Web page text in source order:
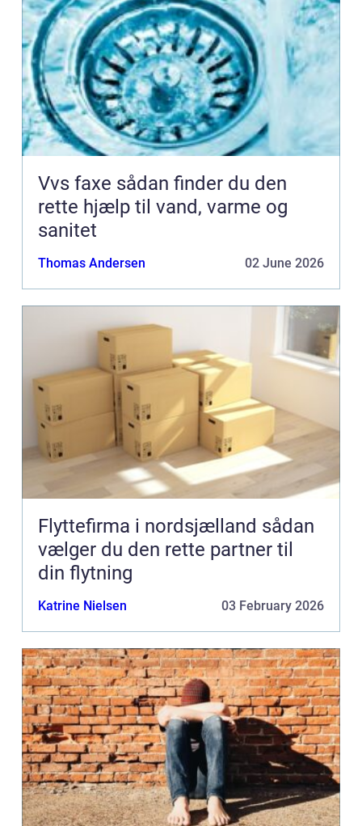
Vvs faxe sådan finder du den
rette hjælp til vand, varme og
sanitet
Thomas Andersen 02 June 2026
Flyttefirma i nordsjælland sådan
vælger du den rette partner til
din flytning
Katrine Nielsen 03 February 2026